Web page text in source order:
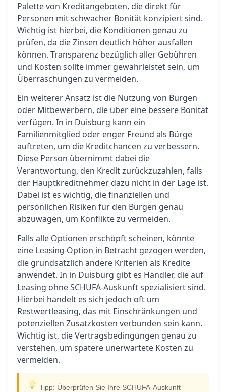
Palette von Kreditangeboten, die direkt für
Personen mit schwacher Bonität konzipiert sind.
Wichtig ist hierbei, die Konditionen genau zu
prüfen, da die Zinsen deutlich höher ausfallen
können. Transparenz bezüglich aller Gebühren
und Kosten sollte immer gewährleistet sein, um
Überraschungen zu vermeiden.
Ein weiterer Ansatz ist die Nutzung von Bürgen
oder Mitbewerbern, die über eine bessere Bonität
verfügen. In in Duisburg kann ein
Familienmitglied oder enger Freund als Bürge
auftreten, um die Kreditchancen zu verbessern.
Diese Person übernimmt dabei die
Verantwortung, den Kredit zurückzuzahlen, falls
der Hauptkreditnehmer dazu nicht in der Lage ist.
Dabei ist es wichtig, die finanziellen und
persönlichen Risiken für den Bürgen genau
abzuwägen, um Konflikte zu vermeiden.
Falls alle Optionen erschöpft scheinen, könnte
eine Leasing-Option in Betracht gezogen werden,
die grundsätzlich andere Kriterien als Kredite
anwendet. In in Duisburg gibt es Händler, die auf
Leasing ohne SCHUFA-Auskunft spezialisiert sind.
Hierbei handelt es sich jedoch oft um
Restwertleasing, das mit Einschränkungen und
potenziellen Zusatzkosten verbunden sein kann.
Wichtig ist, die Vertragsbedingungen genau zu
verstehen, um spätere unerwartete Kosten zu
vermeiden.
Tipp: Überprüfen Sie Ihre SCHUFA-Auskunft